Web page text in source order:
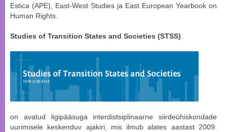
Estica (APE), East-West Studies ja East European Yearbook on
Human Rights.
Studies of Transition States and Societies (STSS)
on avatud ligipääsuga interdistsiplinaarne siirdeühiskondade
uurimisele keskenduv ajakiri, mis ilmub alates aastast 2009.